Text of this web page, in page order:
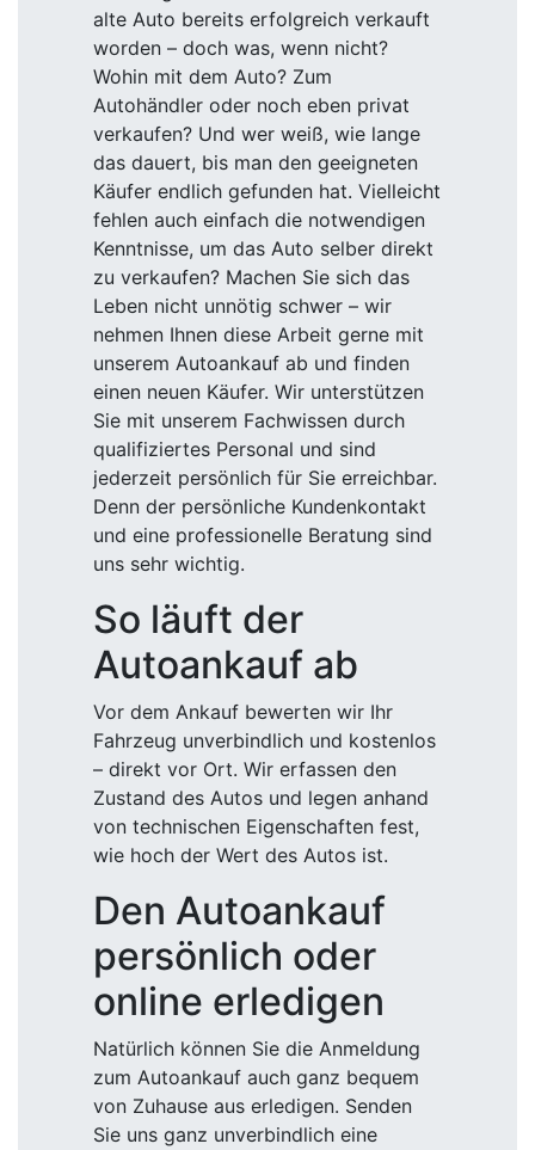
alte Auto bereits erfolgreich verkauft
worden – doch was, wenn nicht?
Wohin mit dem Auto? Zum
Autohändler oder noch eben privat
verkaufen? Und wer weiß, wie lange
das dauert, bis man den geeigneten
Käufer endlich gefunden hat. Vielleicht
fehlen auch einfach die notwendigen
Kenntnisse, um das Auto selber direkt
zu verkaufen? Machen Sie sich das
Leben nicht unnötig schwer – wir
nehmen Ihnen diese Arbeit gerne mit
unserem Autoankauf ab und finden
einen neuen Käufer. Wir unterstützen
Sie mit unserem Fachwissen durch
qualifiziertes Personal und sind
jederzeit persönlich für Sie erreichbar.
Denn der persönliche Kundenkontakt
und eine professionelle Beratung sind
uns sehr wichtig.
So läuft der
Autoankauf ab
Vor dem Ankauf bewerten wir Ihr
Fahrzeug unverbindlich und kostenlos
– direkt vor Ort. Wir erfassen den
Zustand des Autos und legen anhand
von technischen Eigenschaften fest,
wie hoch der Wert des Autos ist.
Den Autoankauf
persönlich oder
online erledigen
Natürlich können Sie die Anmeldung
zum Autoankauf auch ganz bequem
von Zuhause aus erledigen. Senden
Sie uns ganz unverbindlich eine